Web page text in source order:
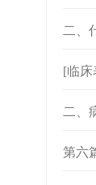
二、
[临床
二、
第六